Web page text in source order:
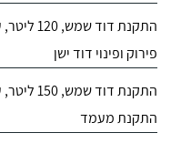
התקנת דוד
פירוק ופינוי דוד ישן
התקנת דוד
התקנת מעמד